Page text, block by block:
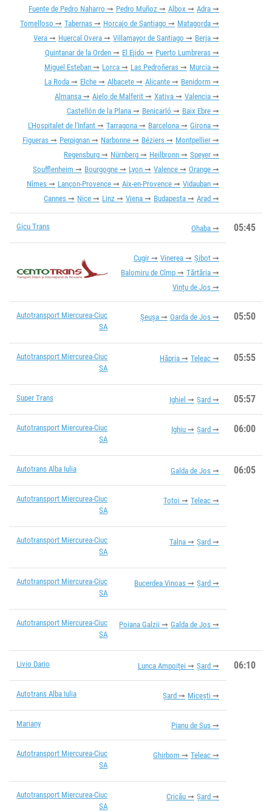
Fuente de Pedro Naharro
Pedro Muñoz Albox
Adra
Tomelloso
Tabernas Horcajo de Santiago
Matagorda
Vera
Huercal Overa Villamayor de Santiago
Berja
Quintanar de la Orden
El Ejido
Puerto Lumbreras
Miguel Esteban
Lorca Las Pedroñeras
Murcia
La Roda
Elche Albacete Alicante
Benidorm
Almansa
Aielo de Malferit Xativa
Valencia
Castellón de la Plana
Benicarló
Baix Ebre
L'Hospitalet de l'Infant
Tarragona Barcelona
Girona
Figueras
Perpignan Narbonne Béziers
Montpellier
Regensburg
Nürnberg Heilbronn
Speyer
Soufflenheim
Bourgogne Lyon Valence
Orange
Nîmes
Lançon-Provence Aix-en-Provence
Vidauban
Cannes
Nice Linz Viena Budapesta Arad
Gicu Trans Ohaba 05:45
Cugir Vinerea
Șibot
Balomiru de Cîmp
Tărtăria
Vințu de Jos
Autotransport Miercurea-Ciuc
SA
Șeușa Oarda de Jos 05:50
Autotransport Miercurea-Ciuc
SA
Hăpria Teleac 05:55
Super Trans Ighiel Șard 05:57
Autotransport Miercurea-Ciuc
SA
Ighiu Șard 06:00
Autotrans Alba Iulia Galda de Jos 06:05
Autotransport Miercurea-Ciuc
SA
Totoi Teleac
Autotransport Miercurea-Ciuc
SA
Talna Șard
Autotransport Miercurea-Ciuc
SA
Bucerdea Vinoas Șard
Autotransport Miercurea-Ciuc
SA
Poiana Galzii Galda de Jos
Livio Dario Lunca Ampoiței Șard 06:10
Autotrans Alba Iulia Șard Micești
Mariany Pianu de Sus
Autotransport Miercurea-Ciuc
SA
Ghirbom Teleac
Autotransport Miercurea-Ciuc
SA
Cricău Șard